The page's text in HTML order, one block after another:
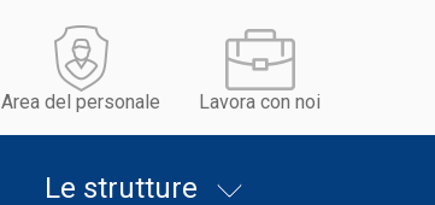
Area del personale Lavora con noi
Le strutture